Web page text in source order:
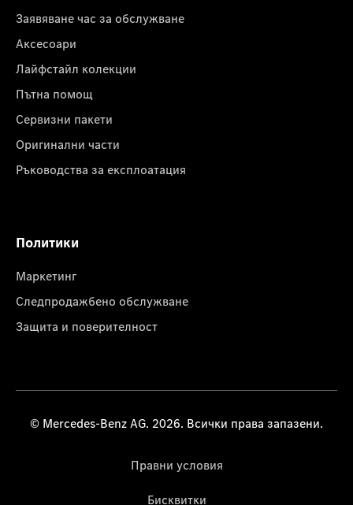
Заявяване час за обслужване
Аксесоари
Лайфстайл колекции
Пътна помощ
Сервизни пакети
Оригинални части
Ръководства за експлоатация
Политики
Маркетинг
Следпродажбено обслужване
Защита и поверителност
© Mercedes-Benz AG. 2026. Всички права запазени.
Правни условия
Бисквитки